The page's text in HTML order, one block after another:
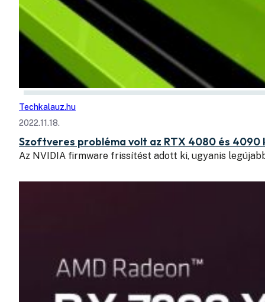
Techkalauz.hu
2022.11.18.
Szoftveres probléma volt az RTX 4080 és
Az NVIDIA firmware frissítést adott ki, ugyanis